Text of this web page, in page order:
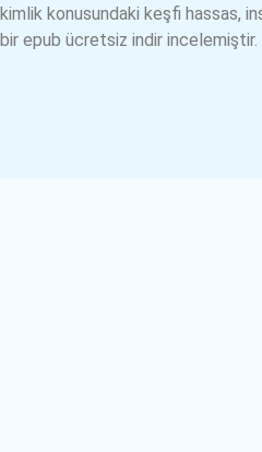
kimlik konusundaki keşfi hassas,
bir epub ücretsiz indir incelemiştir.